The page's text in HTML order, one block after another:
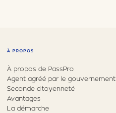
À PROPOS
À propos de PassPro
Agent agréé par le gouvernement
Seconde citoyenneté
Avantages
La démarche